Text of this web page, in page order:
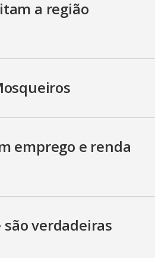
a região
emprego e renda
verdadeiras